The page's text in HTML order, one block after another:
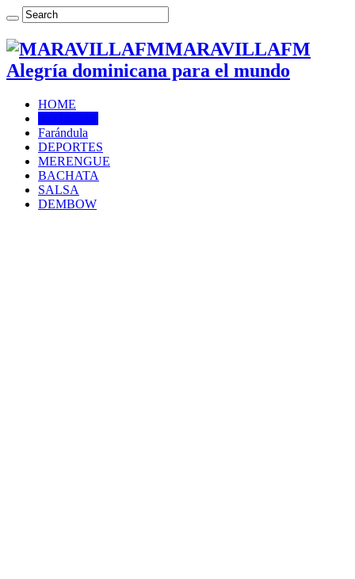
MARAVILLAFM
Alegría dominicana para el mundo
HOME
Farándula
DEPORTES
MERENGUE
BACHATA
SALSA
DEMBOW